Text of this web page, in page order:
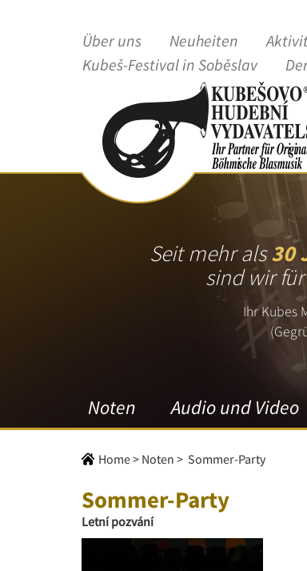
Über uns Neuheiten
Kubeš-Festival in Soběslav
Seit mehr als30
sind wir
Ihr Kubes
Noten Audio und Video
Home> Noten > Sommer-Party
Sommer-Party
Letní pozvání